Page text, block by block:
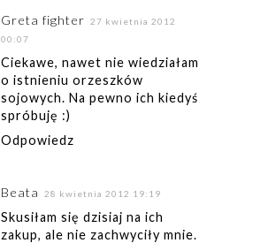
Greta fighter 27 kwietnia 2012
00:07
Ciekawe, nawet nie wiedziałam
o istnieniu orzeszków
sojowych. Na pewno ich kiedyś
spróbuję :)
Odpowiedz
Beata 28 kwietnia 2012 19:19
Skusiłam się dzisiaj na ich
zakup, ale nie zachwyciły mnie.